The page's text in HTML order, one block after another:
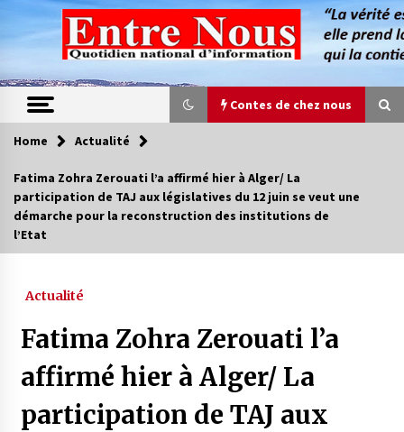
content
Contes de chez nous
Contes de chez nous
Quand la mère n’est plus là (17e partie)
Oum el Gaïla / L’ogresse du M’zab
4 ans ago
Home Actualité
Fatima Zohra Zerouati l’a affirmé hier à Alger/ La
participation de TAJ aux législatives du 12 juin se veut une
démarche pour la reconstruction des institutions de
l’Etat
Actualité
Fatima Zohra Zerouati l’a
affirmé hier à Alger/ La
participation de TAJ aux